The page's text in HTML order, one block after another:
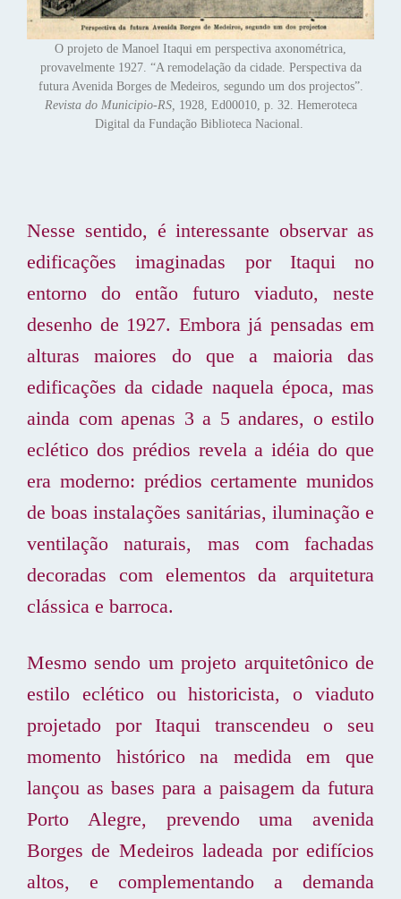
O projeto de Manoel Itaqui em perspectiva axonométrica,
provavelmente 1927. “A remodelação da cidade. Perspectiva da
futura Avenida Borges de Medeiros, segundo um dos projectos”.
Revista do Municipio-RS, 1928, Ed00010, p. 32. Hemeroteca
Digital da Fundação Biblioteca Nacional.
Nesse sentido, é interessante observar as
edificações imaginadas por Itaqui no
entorno do então futuro viaduto, neste
desenho de 1927. Embora já pensadas em
alturas maiores do que a maioria das
edificações da cidade naquela época, mas
ainda com apenas 3 a 5 andares, o estilo
eclético dos prédios revela a idéia do que
era moderno: prédios certamente munidos
de boas instalações sanitárias, iluminação e
ventilação naturais, mas com fachadas
decoradas com elementos da arquitetura
clássica e barroca.
Mesmo sendo um projeto arquitetônico de
estilo eclético ou historicista, o viaduto
projetado por Itaqui transcendeu o seu
momento histórico na medida em que
lançou as bases para a paisagem da futura
Porto Alegre, prevendo uma avenida
Borges de Medeiros ladeada por edifícios
altos, e complementando a demanda